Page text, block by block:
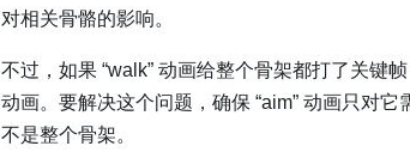
对相关骨骼的影响。
不过，如果 “walk” 动画给整个骨架都打了关键
动画。要解决这个问题，确保 “aim” 动画只对
不是整个骨架。